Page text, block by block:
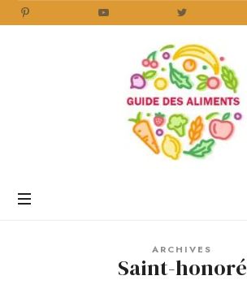
Aliments
ARCHIVES
Saint-honoré